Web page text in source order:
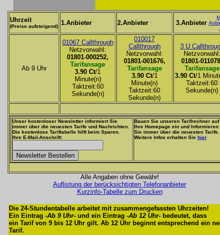
Uhrzeit
(Preise aufsteigend) 1.Anbieter 2.Anbieter 3.Anbieter
Ab 9 Uhr
01067 Callthrough
Netzvorwahl:
01801-000252,
Tarifansage
3.90 Ct/1
Minute(n)
Taktzeit:60
Sekunde(n)
010017
Callthrough
Netzvorwahl:
01801-001676,
Tarifansage
3.90 Ct/1
Minute(n)
Taktzeit:60
Sekunde(n)
3 U
Netzvorwahl:
01801-
Tarifansage
3.90 Ct/1
Taktzeit:60
Sekunde(n)
Unser kostenloser Newsletter informiert Sie
immer über die neuesten Tarife und Nachrichten.
Die kostenlose Tariftabelle hilft beim Sparen.
Ihre E-Mail-Anschrift:
Bauen Sie unseren Tarifrechner auf
Ihre Homepage ein und Informieren
Sie immer über die neuesten Tarife.
Weitere Infos erhalten Sie hier
Alle Angaben ohne Gewähr!
Auflistung der berücksichtigten Telefonanbieter
Kurzinfo-Tabelle zum Drucken
Die 24-Stundentabelle arbeitet mit zusammengefassten Uhrzeiten!
Ein Eintrag -Ab 9 Uhr- und ein Eintrag -Ab 12 Uhr- bedeutet, dass
ein Tarif von 9 bis 12 Uhr gilt. Ab 12 Uhr beginnt entsprechend ein
Tarif.